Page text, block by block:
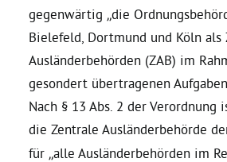
Fraktionsgeschäftsstelle
Bezirksvertretungen
gegenwärtig „die
Bielefeld, Dortmund und Köln als
Ausländerbehörden (ZAB) im
gesondert übertragenen
Nach § 13 Abs. 2 der Verordnung
die Zentrale Ausländerbehörde
für „alle Ausländerbehörden im